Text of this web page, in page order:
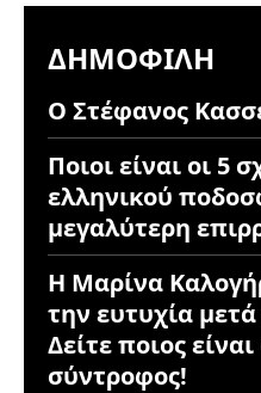
ΔΗΜΟΦΙΛΉ
Ο Στέφανος
Ποιοι είναι οι 5
ελληνικού
μεγαλύτερη
Η Μαρίνα
την ευτυχία
Δείτε ποιος
σύντροφος!